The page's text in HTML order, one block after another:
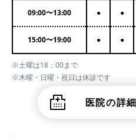
09:00〜13:00 ● ●
15:00〜19:00 ● ●
※土曜は18：00まで
※木曜・日曜・祝日は休診です
医院の詳